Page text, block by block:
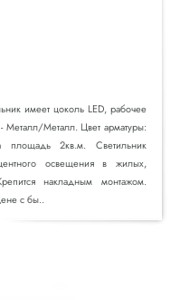
имеет цоколь LED, рабочее
Металл/Металл. Цвет арматуры:
площадь 2кв.м. Светильник
освещения в жилых,
накладным монтажом.
с бы..